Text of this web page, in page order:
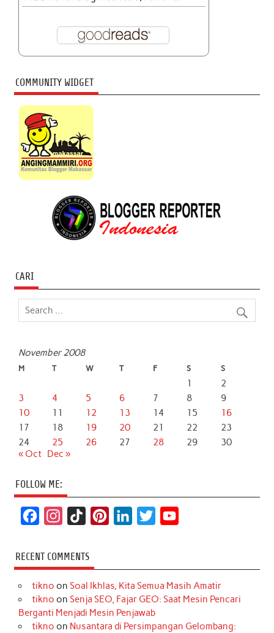
COMMUNITY WIDGET
CARI
November 2008
M T W T F S S
1
2
3
4 5 6 7 8
9
10
11 12 13 14 15
16
17
18 19 20 21 22
23
24
25 26 27 28 29
30
« Oct Dec »
FOLLOW ME:
c
e
b
o
s
t
a
r
k
T
o
k
t
e
r
e
k
e
d
I
t
t
r
T
u
e
RECENT COMMENTS
tikno on Soal Ikhlas, Kita Semua Masih Amatir
tikno on Senja SEO, Fajar GEO: Saat Mesin Pencari
Berganti Menjadi Mesin Penjawab
tikno on Nusantara di Persimpangan Gelombang: